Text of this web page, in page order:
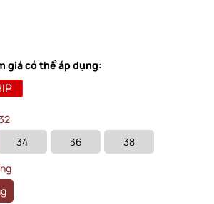
giá có thể áp dụng:
34 36
38